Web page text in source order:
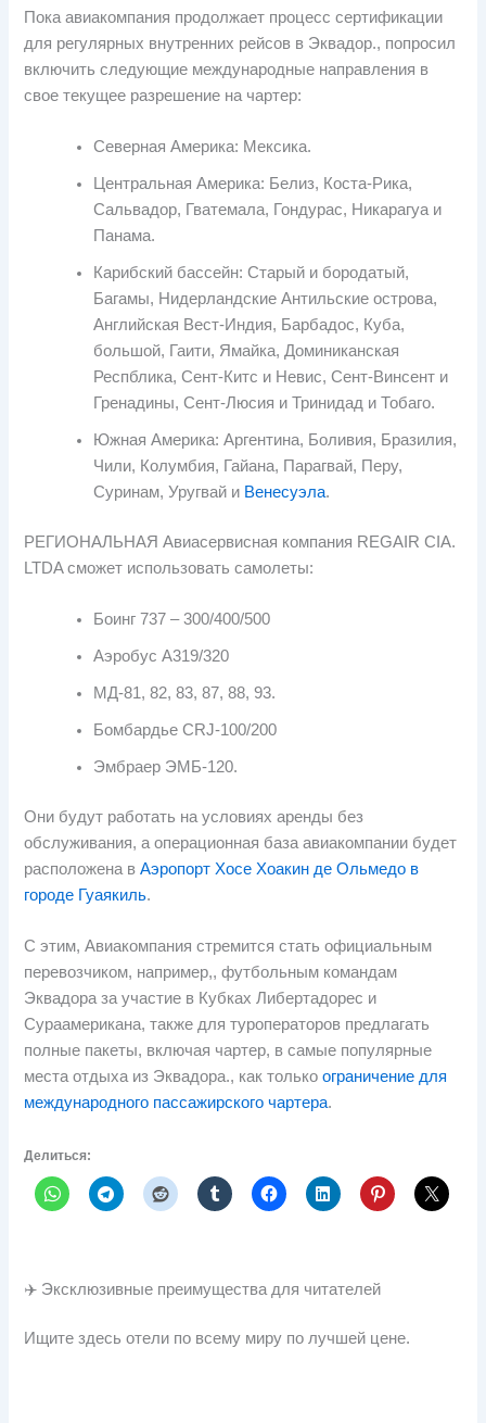
Пока авиакомпания продолжает процесс сертификации
для регулярных внутренних рейсов в Эквадор., попросил
включить следующие международные направления в
свое текущее разрешение на чартер:
Северная Америка: Мексика.
Центральная Америка: Белиз, Коста-Рика,
Сальвадор, Гватемала, Гондурас, Никарагуа и
Панама.
Карибский бассейн: Старый и бородатый,
Багамы, Нидерландские Антильские острова,
Английская Вест-Индия, Барбадос, Куба,
большой, Гаити, Ямайка, Доминиканская
Респблика, Сент-Китс и Невис, Сент-Винсент и
Гренадины, Сент-Люсия и Тринидад и Тобаго.
Южная Америка: Аргентина, Боливия, Бразилия,
Чили, Колумбия, Гайана, Парагвай, Перу,
Суринам, Уругвай и Венесуэла.
РЕГИОНАЛЬНАЯ Авиасервисная компания REGAIR CIA.
LTDA сможет использовать самолеты:
Боинг 737 – 300/400/500
Аэробус А319/320
МД-81, 82, 83, 87, 88, 93.
Бомбардье CRJ-100/200
Эмбраер ЭМБ-120.
Они будут работать на условиях аренды без
обслуживания, а операционная база авиакомпании будет
расположена вАэропорт Хосе Хоакин де Ольмедо в
городе Гуаякиль.
С этим, Авиакомпания стремится стать официальным
перевозчиком, например,, футбольным командам
Эквадора за участие в Кубках Либертадорес и
Сураамерикана, также для туроператоров предлагать
полные пакеты, включая чартер, в самые популярные
места отдыха из Эквадора., как толькоограничение для
международного пассажирского чартера.
Делиться:
✈️ Эксклюзивные преимущества для читателей
Ищите здесь отели по всему миру по лучшей цене.